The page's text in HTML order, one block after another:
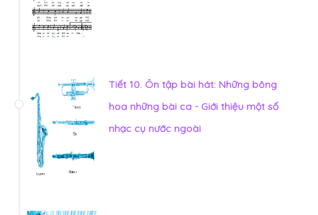
Tiết 10. Ôn tập bài hát: Những bông
hoa những bài ca - Giới thiệu một số
nhạc cụ nước ngoài